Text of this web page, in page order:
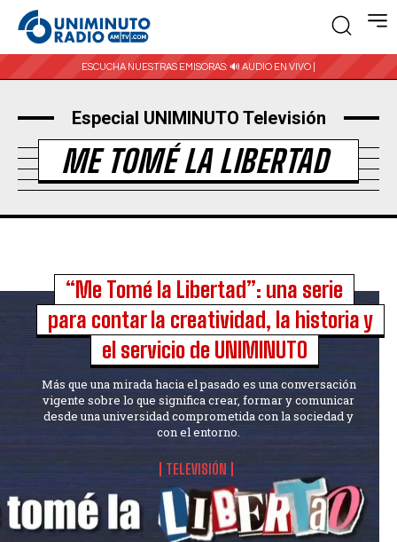
ESCUCHA NUESTRAS EMISORAS: 🔊 AUDIO EN VIVO |
Especial UNIMINUTO Televisión
ME TOMÉ LA LIBERTAD
“Me Tomé la Libertad”: una serie
para contar la creatividad, la historia y
el servicio de UNIMINUTO
Más que una mirada hacia el pasado es una conversación
vigente sobre lo que significa crear, formar y comunicar
desde una universidad comprometida con la sociedad y
con el entorno.
TELEVISIÓN